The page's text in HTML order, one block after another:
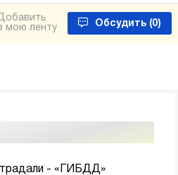
мою ленту
Обсудить (0)
- «ГИБДД»